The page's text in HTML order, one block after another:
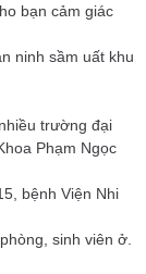
bạn cảm giác
ninh sầm uất khu
trường đại
Phạm Ngọc
bệnh Viện Nhi
sinh viên ở.